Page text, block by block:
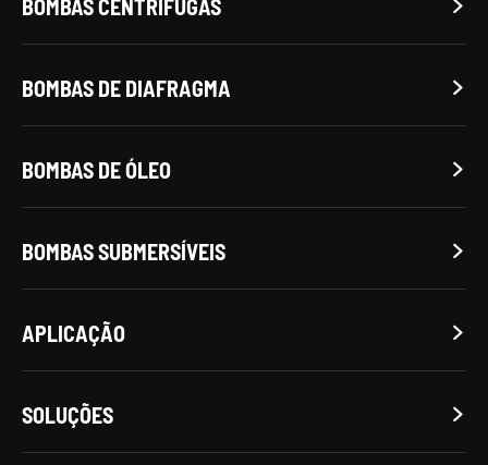
BOMBAS CENTRÍFUGAS 
BOMBAS DE DIAFRAGMA 
BOMBAS DE ÓLEO 
BOMBAS SUBMERSÍVEIS 
APLICAÇÃO 
SOLUÇÕES 